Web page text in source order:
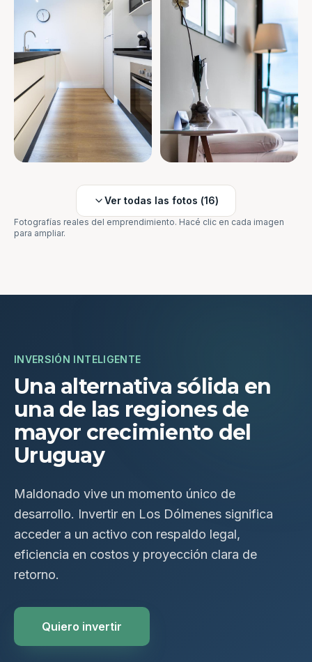
Ver todas las fotos (16)
Fotografías reales del emprendimiento. Hacé clic en cada imagen
para ampliar.
INVERSIÓN INTELIGENTE
Una alternativa sólida en
una de las regiones de
mayor crecimiento del
Uruguay
Maldonado vive un momento único de
desarrollo. Invertir en Los Dólmenes significa
acceder a un activo con respaldo legal,
eficiencia en costos y proyección clara de
retorno.
Quiero invertir